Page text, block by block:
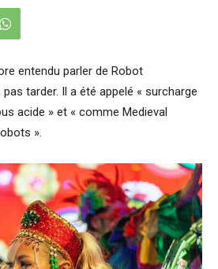
entendu parler de Robot
tarder. Il a été appelé « surcharge
acide » et « comme Medieval
».